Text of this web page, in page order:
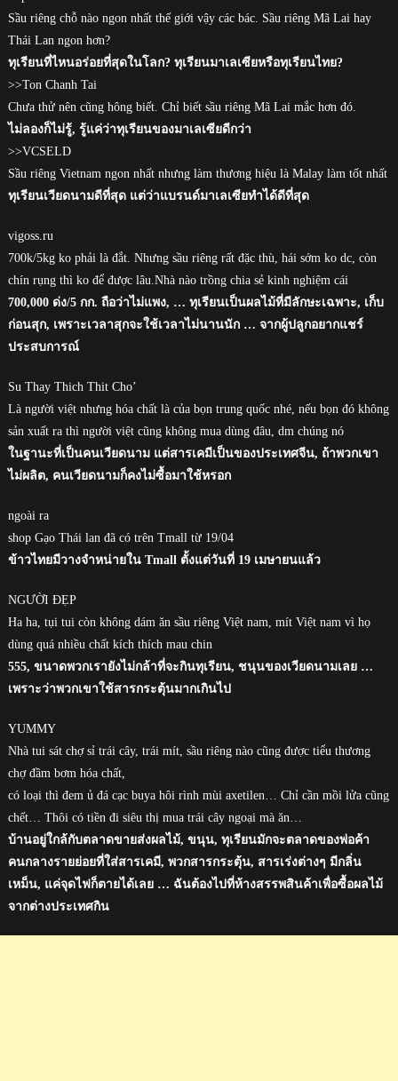
Sầu riêng chỗ nào ngon nhất thế giới vậy các bác. Sầu riêng Mã Lai hay
Thái Lan ngon hơn?
ทุเรียนที่ไหนอร่อยที่สุดในโลก? ทุเรียนมาเลเซียหรือทุเรียนไทย?
>>Ton Chanh Tai
Chưa thử nên cũng hông biết. Chỉ biết sầu riêng Mã Lai mắc hơn đó.
ไม่ลองก็ไม่รู้, รู้แค่ว่าทุเรียนของมาเลเซียดีกว่า
>>VCSELD
Sầu riêng Vietnam ngon nhất nhưng làm thương hiệu là Malay làm tốt nhất
ทุเรียนเวียดนามดีที่สุด แต่ว่าแบรนด์มาเลเซียทำได้ดีที่สุด
vigoss.ru
700k/5kg ko phải là đắt. Nhưng sầu riêng rất đặc thù, hái sớm ko dc, còn
chín rụng thì ko để được lâu.Nhà nào trồng chia sẻ kinh nghiệm cái
700,000 ด่ง/5 กก. ถือว่าไม่แพง, … ทุเรียนเป็นผลไม้ที่มีลักษะเฉพาะ, เก็บ
ก่อนสุก, เพราะเวลาสุกจะใช้เวลาไม่นานนัก … จากผู้ปลูกอยากแชร์
ประสบการณ์
Su Thay Thich Thit Cho’
Là người việt nhưng hóa chất là của bọn trung quốc nhé, nếu bọn đó không
sản xuất ra thì người việt cũng không mua dùng đâu, dm chúng nó
ในฐานะที่เป็นคนเวียดนาม แต่สารเคมีเป็นของประเทศจีน, ถ้าพวกเขา
ไม่ผลิต, คนเวียดนามก็คงไม่ซื้อมาใช้หรอก
ngoài ra
shop Gạo Thái lan đã có trên Tmall từ 19/04
ข้าวไทยมีวางจำหน่ายใน Tmall ตั้งแต่วันที่ 19 เมษายนแล้ว
NGƯỜI ĐẸP
Ha ha, tụi tui còn không dám ăn sầu riêng Việt nam, mít Việt nam vì họ
dùng quá nhiều chất kích thích mau chin
555, ขนาดพวกเรายังไม่กล้าที่จะกินทุเรียน, ชนุนของเวียดนามเลย …
เพราะว่าพวกเขาใช้สารกระตุ้นมากเกินไป
YUMMY
Nhà tui sát chợ sỉ trái cây, trái mít, sầu riêng nào cũng được tiểu thương
chợ đầm bơm hóa chất,
có loại thì đem ủ đá cạc buya hôi rình mùi axetilen… Chỉ cần mồi lửa cũng
chết… Thôi có tiền đi siêu thị mua trái cây ngoại mà ăn…
บ้านอยู่ใกล้กับตลาดขายส่งผลไม้, ขนุน, ทุเรียนมักจะตลาดของพ่อค้า
คนกลางรายย่อยที่ใส่สารเคมี, พวกสารกระตุ้น, สารเร่งต่างๆ มีกลิ่น
เหม็น, แค่จุดไฟก็ตายได้เลย … ฉันต้องไปที่ห้างสรรพสินค้าเพื่อซื้อผลไม้
จากต่างประเทศกิน